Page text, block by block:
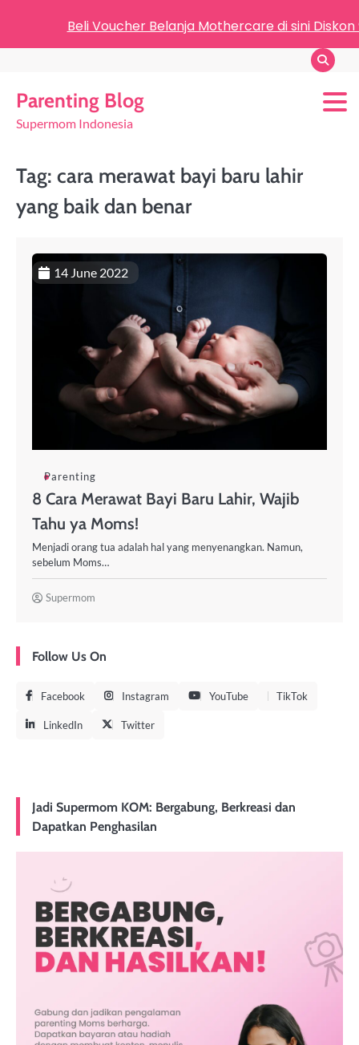
Parenting Blog
Supermom Indonesia
Tag: cara merawat bayi baru lahir
yang baik dan benar
14 June 2022
Parenting
8 Cara Merawat Bayi Baru Lahir, Wajib
Tahu ya Moms!
Menjadi orang tua adalah hal yang menyenangkan. Namun,
sebelum Moms…
Supermom
Follow Us On
Facebook Instagram YouTube TikTok
LinkedIn Twitter
Jadi Supermom KOM: Bergabung, Berkreasi dan
Dapatkan Penghasilan
Beli Voucher Belanja Mothercare di sini Diskon